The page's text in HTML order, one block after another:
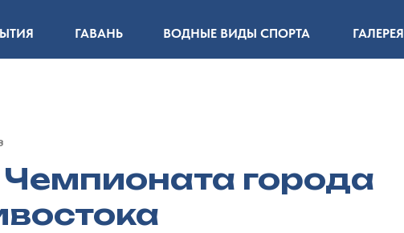
ГАВАНЬ ВОДНЫЕ ВИДЫ СПОРТА ГАЛЕРЕЯ
Чемпионата города